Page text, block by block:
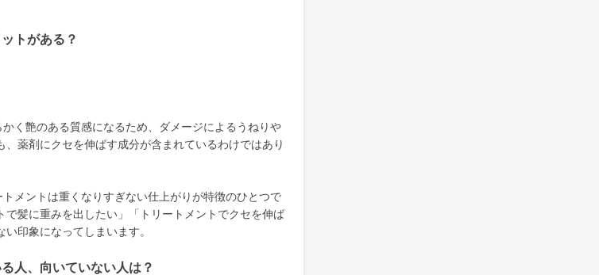
トがある？
く艶のある質感になるため、ダメージによるうねりや
薬剤にクセを伸ばす成分が含まれているわけではあり
メントは重くなりすぎない仕上がりが特徴のひとつで
で髪に重みを出したい」「トリートメントでクセを伸ば
印象になってしまいます。
人、向いていない人は？